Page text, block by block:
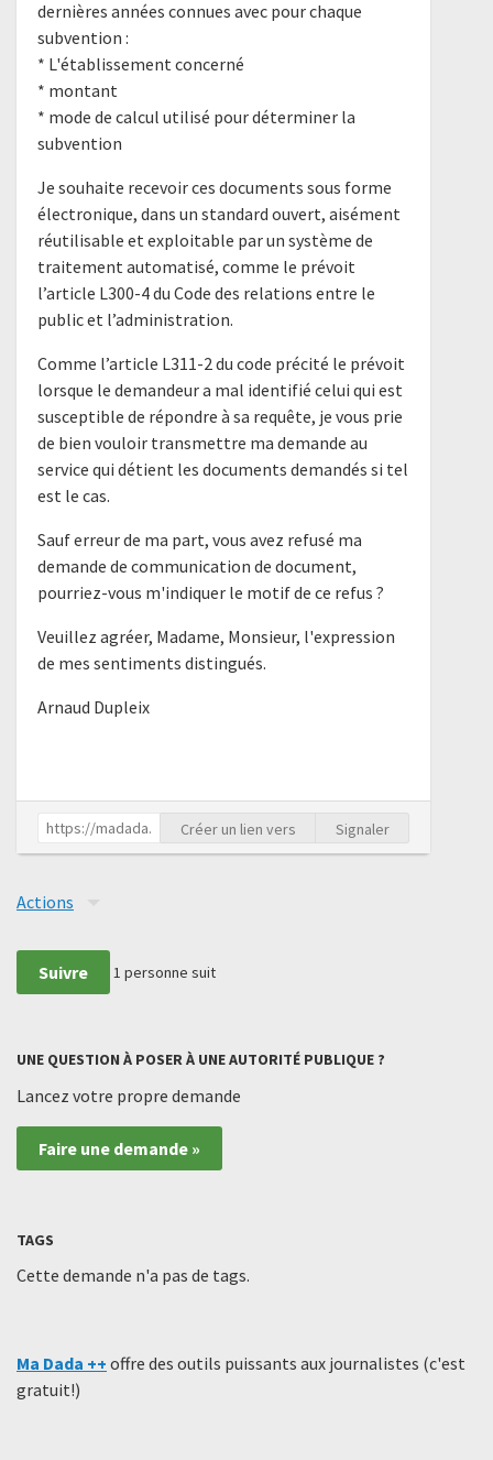
dernières années connues avec pour chaque
subvention :
* L'établissement concerné
* montant
* mode de calcul utilisé pour déterminer la
subvention
Je souhaite recevoir ces documents sous forme
électronique, dans un standard ouvert, aisément
réutilisable et exploitable par un système de
traitement automatisé, comme le prévoit
l’article L300-4 du Code des relations entre le
public et l’administration.
Comme l’article L311-2 du code précité le prévoit
lorsque le demandeur a mal identifié celui qui est
susceptible de répondre à sa requête, je vous prie
de bien vouloir transmettre ma demande au
service qui détient les documents demandés si tel
est le cas.
Sauf erreur de ma part, vous avez refusé ma
demande de communication de document,
pourriez-vous m'indiquer le motif de ce refus ?
Veuillez agréer, Madame, Monsieur, l'expression
de mes sentiments distingués.
Arnaud Dupleix
Créer un lien vers Signaler
Actions
Suivre 1 personne suit
UNE QUESTION À POSER À UNE AUTORITÉ PUBLIQUE ?
Lancez votre propre demande
Faire une demande »
TAGS
Cette demande n'a pas de tags.
Ma Dada ++ offre des outils puissants aux journalistes (c'est
gratuit!)